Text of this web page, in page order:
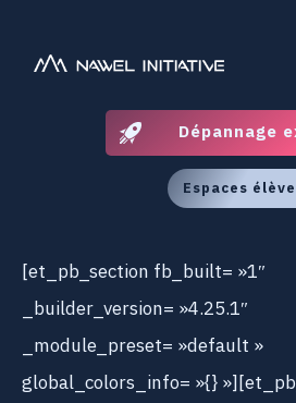
Dépannage
Espaces
[et_pb_section fb_built= »1″
_builder_version= »4.25.1″
_module_preset= »default »
global_colors_info= »{}